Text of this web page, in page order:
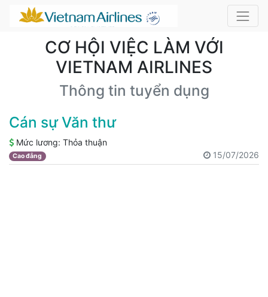
CƠ HỘI VIỆC LÀM VỚI
VIETNAM AIRLINES
Thông tin tuyển dụng
Cán sự Văn thư
Mức lương: Thỏa thuận
Cao đẳng 15/07/2026